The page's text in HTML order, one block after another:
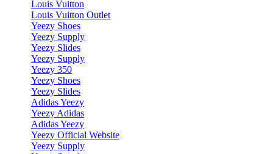
Louis Vuitton
Louis Vuitton Outlet
Yeezy Shoes
Yeezy Supply
Yeezy Slides
Yeezy Supply
Yeezy 350
Yeezy Shoes
Yeezy Slides
Adidas Yeezy
Yeezy Adidas
Adidas Yeezy
Yeezy Official Website
Yeezy Supply